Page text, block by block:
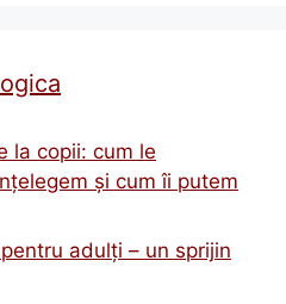
la copii: cum le
și cum îi putem
adulți – un sprijin